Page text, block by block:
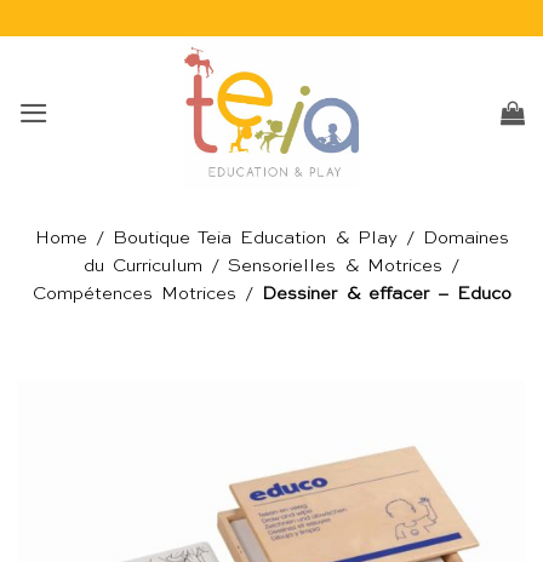
Home / Boutique Teia Education & Play/
Domaines
du Curriculum / Sensorielles & Motrices /
Compétences Motrices / Dessiner & effacer – Educo